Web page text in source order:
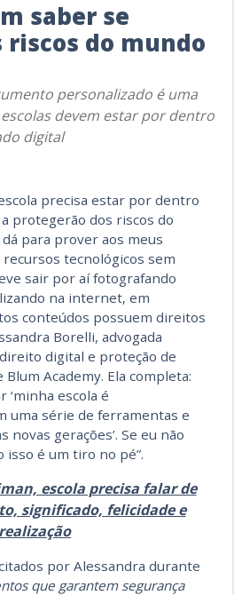
saber se
do mundo
personalizado é uma
devem estar por dentro
digital
precisa estar por dentro
protegerão dos riscos do
para prover aos meus
tecnológicos sem
sair por aí fotografando
na internet, em
conteúdos possuem direitos
Borelli, advogada
digital e proteção de
Blum Academy. Ela completa:
‘minha escola é
uma série de ferramentas e
gerações’. Se eu não
é um tiro no pé”.
escola precisa falar de
significado, felicidade e
realização
por Alessandra durante
que garantem segurança